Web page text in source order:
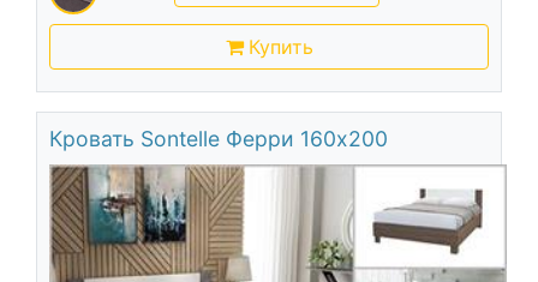
Купить
Кровать Sontelle Ферри 160х200